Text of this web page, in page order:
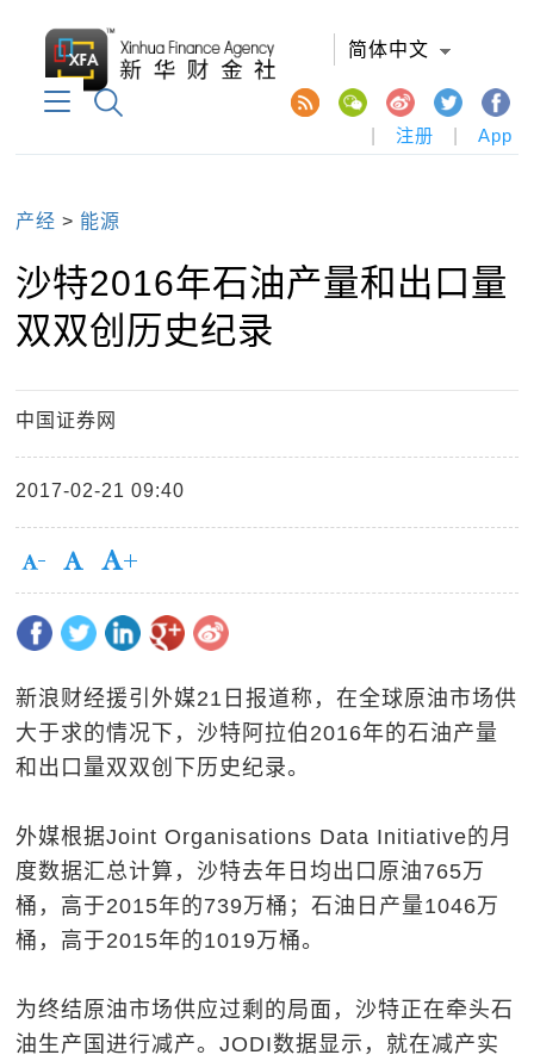
简体中文
注册 App
产经 > 能源
沙特2016年石油产量和出口量
双双创历史纪录
中国证券网
2017-02-21 09:40
新浪财经援引外媒21日报道称，在全球原油市场供
大于求的情况下，沙特阿拉伯2016年的石油产量
和出口量双双创下历史纪录。
外媒根据Joint Organisations Data Initiative的月
度数据汇总计算，沙特去年日均出口原油765万
桶，高于2015年的739万桶；石油日产量1046万
桶，高于2015年的1019万桶。
为终结原油市场供应过剩的局面，沙特正在牵头石
油生产国进行减产。JODI数据显示，就在减产实